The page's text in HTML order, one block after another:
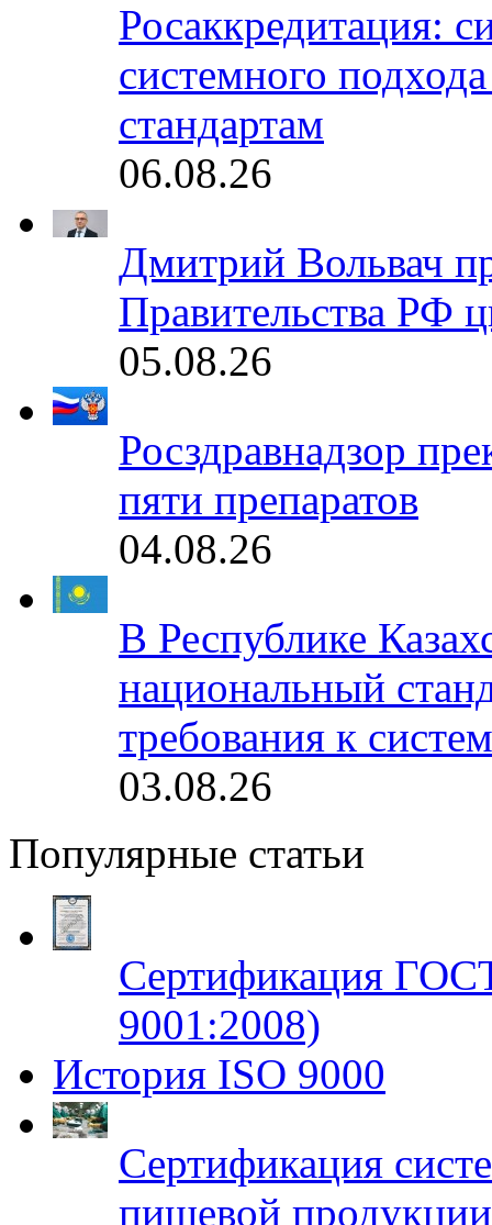
Росаккредитация:
системного
стандартам
06.08.26
Дмитрий Вольвач
Правительства РФ
05.08.26
Росздравнадзор
пяти препаратов
04.08.26
В Республике
национальный
требования к
03.08.26
Популярные статьи
Сертификация
9001:2008)
История ISO 9000
Сертификация
пищевой